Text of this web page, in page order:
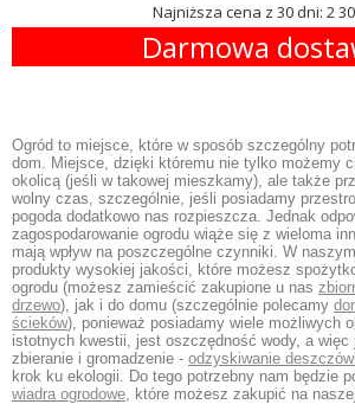
Najniższa cena z 30 dni: 2
Darmowa
Ogród to miejsce, które w sposób szczególny
dom. Miejsce, dzięki któremu nie tylko możemy
okolicą (jeśli w takowej mieszkamy), ale także
wolny czas, szczególnie, jeśli posiadamy
pogoda dodatkowo nas rozpieszcza. Jednak
zagospodarowanie ogrodu wiąże się z wieloma
mają wpływ na poszczególne czynniki. W
produkty wysokiej jakości, które możesz
ogrodu (możesz zamieścić zakupione u nas
drzewo), jak i do domu (szczególnie polecamy
ścieków), ponieważ posiadamy wiele możliwych
istotnych kwestii, jest oszczędność wody, a więc
zbieranie i gromadzenie - odzyskiwanie
krok ku ekologii. Do tego potrzebny nam będzie
wiadra ogrodowe, które możesz zakupić na